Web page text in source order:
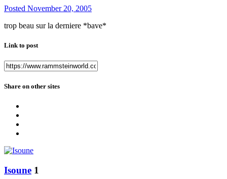
Posted November 20, 2005
trop beau sur la derniere *bave*
Link to post
Share on other sites
Isoune 1